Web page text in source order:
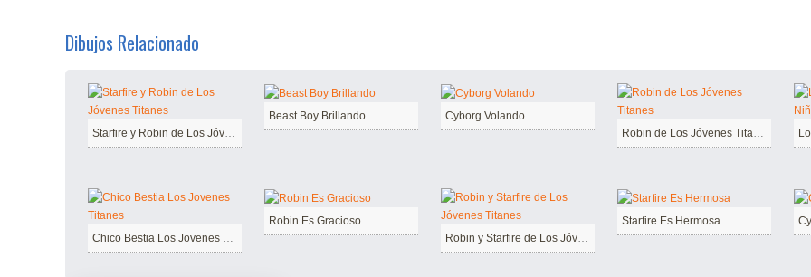
Dibujos Relacionado
Starfire y Robin de Los Jóvenes Titanes
Beast Boy Brillando
Cyborg Volando
Robin de Los Jóvenes Titanes
Chico Bestia Los Jovenes Titanes
Robin Es Gracioso
Robin y Starfire de Los Jóvenes Titanes
Starfire Es Hermosa